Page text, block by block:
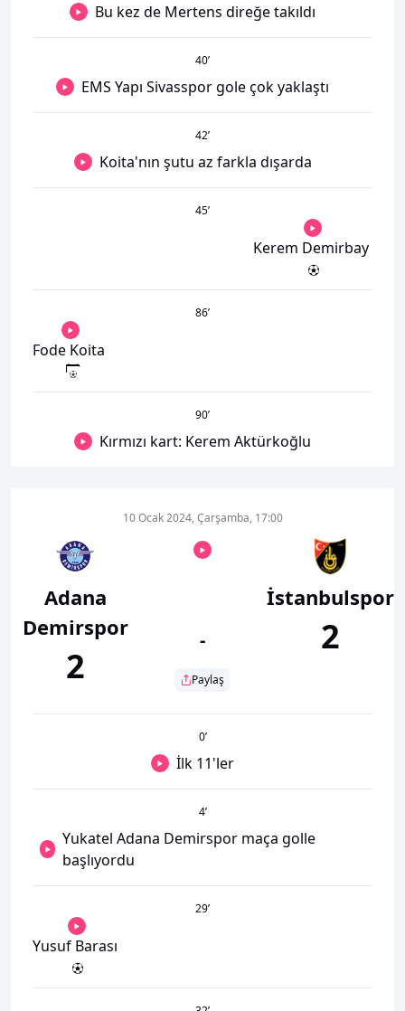
Bu kez de Mertens direğe takıldı
40’
EMS Yapı Sivasspor gole çok yaklaştı
42’
Koita'nın şutu az farkla dışarda
45’
Kerem Demirbay
86’
Fode Koita
90’
Kırmızı kart: Kerem Aktürkoğlu
Adana
Demirspor
2
10 Ocak 2024, Çarşamba, 17:00
-
Paylaş
İstanbulspor
2
0’
İlk 11'ler
4’
Yukatel Adana Demirspor maça golle
başlıyordu
29’
Yusuf Barası